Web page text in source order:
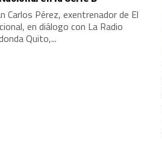
Carlos Pérez, exentrenador de El
en diálogo con La Radio
Quito,...